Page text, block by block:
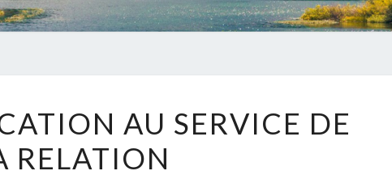
COMMUNICATION
AU
SERVICE
AU SERVICE DE
RELATION